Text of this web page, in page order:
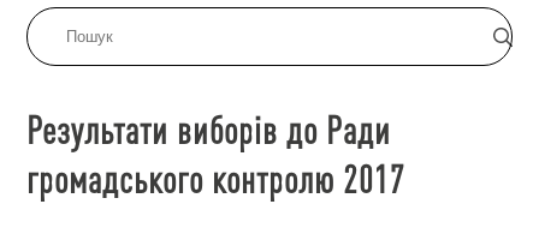
Результати виборів до Ради
громадського контролю 2017